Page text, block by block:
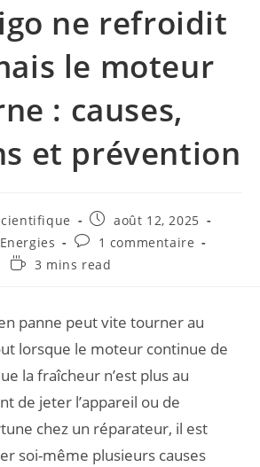
ne refroidit
le moteur
: causes,
et prévention
août 12, 2025
1 commentaire
3 mins read
panne peut vite tourner au
lorsque le moteur continue de
la fraîcheur n’est plus au
de jeter l’appareil ou de
chez un réparateur, il est
soi-même plusieurs causes